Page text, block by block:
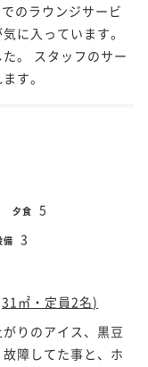
のラウンジサービ
に入っています。
。 スタッフのサー
す。
夕食 5
備 3
㎡・定員2名)
りのアイス、黒豆
障してた事と、ホ